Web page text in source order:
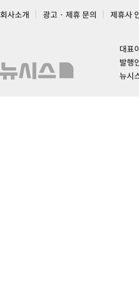
회사소개 광고 · 제휴 문의 제휴사
대표
발행
뉴시